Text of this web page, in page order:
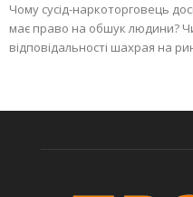
Чому сусід-наркоторговець
має право на обшук людини?
відповідальності шахрая на